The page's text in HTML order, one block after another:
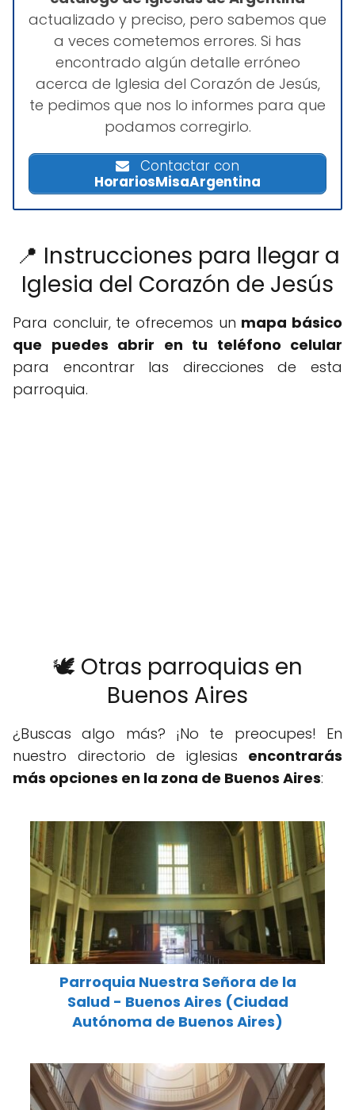
actualizado y preciso, pero sabemos que
a veces cometemos errores. Si has
encontrado algún detalle erróneo
acerca de Iglesia del Corazón de Jesús,
te pedimos que nos lo informes para que
podamos corregirlo.
Contactar con
HorariosMisaArgentina
📍 Instrucciones para llegar a
Iglesia del Corazón de Jesús
Para concluir, te ofrecemos un mapa básico
que puedes abrir en tu teléfono celular
para encontrar las direcciones de esta
parroquia.
🕊️ Otras parroquias en
Buenos Aires
¿Buscas algo más? ¡No te preocupes! En
nuestro directorio de iglesias encontrarás
más opciones en la zona de Buenos Aires:
Parroquia Nuestra Señora de la
Salud - Buenos Aires (Ciudad
Autónoma de Buenos Aires)